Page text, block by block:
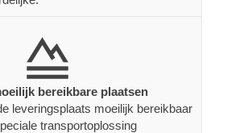
bereikbare plaatsen
leveringsplaats moeilijk bereikbaar
transportoplossing